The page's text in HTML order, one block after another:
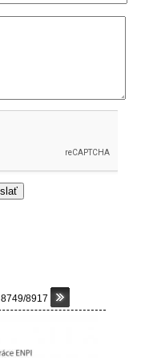
8749/8917